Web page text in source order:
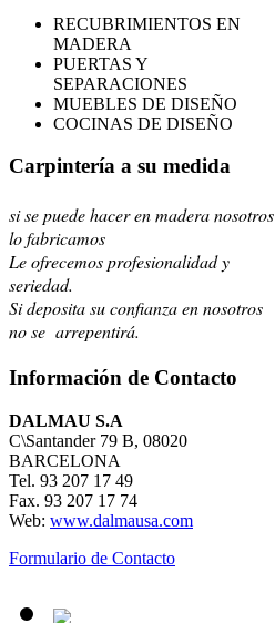
RECUBRIMIENTOS EN
MADERA
PUERTAS Y
SEPARACIONES
MUEBLES DE DISEÑO
COCINAS DE DISEÑO
Carpintería a su medida
si se puede hacer en madera nosotros
lo fabricamos
Le ofrecemos profesionalidad y
seriedad.
Si deposita su confianza en nosotros
no se arrepentirá.
Información de Contacto
DALMAU S.A
C\Santander 79 B, 08020
BARCELONA
Tel. 93 207 17 49
Fax. 93 207 17 74
Web: www.dalmausa.com
Formulario de Contacto